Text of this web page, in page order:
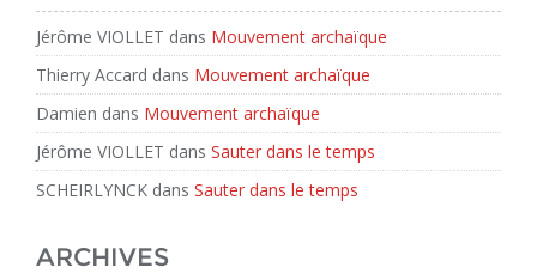
Jérôme VIOLLET dans Mouvement archaïque
Thierry Accard dans Mouvement archaïque
Damien dans Mouvement archaïque
Jérôme VIOLLET dans Sauter dans le temps
SCHEIRLYNCK dans Sauter dans le temps
ARCHIVES